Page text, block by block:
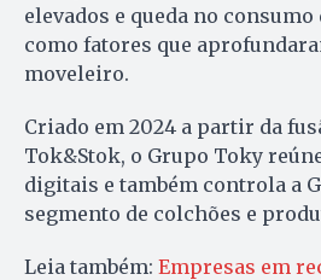
elevados e queda no
como fatores que
moveleiro.
Criado em 2024 a partir da
Tok&Stok, o Grupo Toky
digitais e também controla a
segmento de colchões e
Leia também: Empresas em